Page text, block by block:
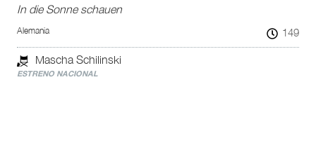
In die Sonne schauen
Alemania 149
Mascha Schilinski
ESTRENO NACIONAL